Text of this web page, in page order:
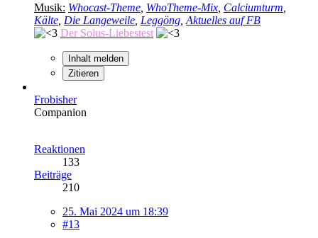
Musik: Whocast-Theme WhoTheme-Mix Calciumturm
Kälte Die Langeweile Leggöng Aktuelles auf FB
Der Solus-Liebestest
Inhalt melden
Zitieren
Frobisher
Companion
Reaktionen
133
Beiträge
210
25. Mai 2024 um 18:39
#13